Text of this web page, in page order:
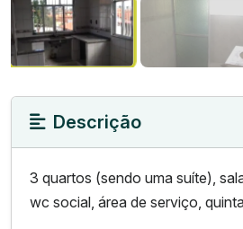
Descrição
3 quartos (sendo uma suíte),
wc social, área de serviço,